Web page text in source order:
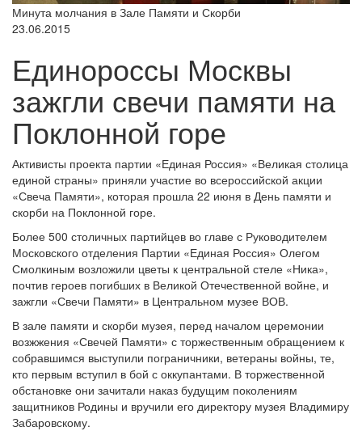
Минута молчания в Зале Памяти и Скорби
23.06.2015
Единороссы Москвы
зажгли свечи памяти на
Поклонной горе
Активисты проекта партии «Единая Россия» «Великая столица
единой страны» приняли участие во всероссийской акции
«Свеча Памяти», которая прошла 22 июня в День памяти и
скорби на Поклонной горе.
Более 500 столичных партийцев во главе с Руководителем
Московского отделения Партии «Единая Россия» Олегом
Смолкиным возложили цветы к центральной стеле «Ника»,
почтив героев погибших в Великой Отечественной войне, и
зажгли «Свечи Памяти» в Центральном музее ВОВ.
В зале памяти и скорби музея, перед началом церемонии
возжжения «Свечей Памяти» с торжественным обращением к
собравшимся выступили пограничники, ветераны войны, те,
кто первым вступил в бой с оккупантами. В торжественной
обстановке они зачитали наказ будущим поколениям
защитников Родины и вручили его директору музея Владимиру
Забаровскому.